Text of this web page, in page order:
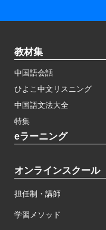
教材集
中国語会話
ひよこ中文リスニング
中国語文法大全
特集
eラーニング
オンラインスクール
担任制・講師
学習メソッド